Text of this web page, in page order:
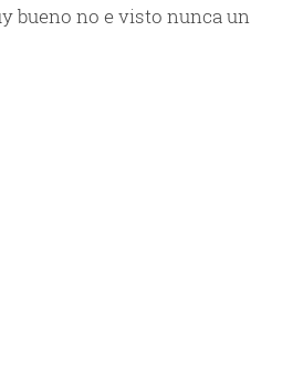
bueno no e visto nunca un